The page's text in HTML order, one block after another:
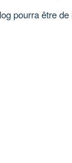
pourra être